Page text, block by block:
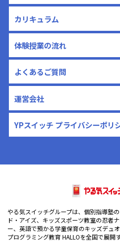
カリキュラム
体験授業の流れ
よくあるご質問
運営会社
YPスイッチ プライバシーポリ
やる気スイッチグループは、個別指導塾
ド・アイズ、キッズスポーツ教室の忍者
ー、英語で預かる学童保育のキッズデュ
プログラミング教育 HALLOを全国で展開